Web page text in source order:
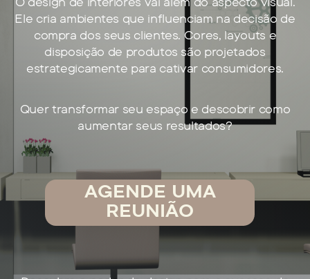
Ele cria ambientes que influenciam na decisão de
compra dos seus clientes. Cores, layouts e
disposição de produtos são projetados
estrategicamente para cativar consumidores.
Quer transformar seu espaço e descobrir como
aumentar seus resultados?
AGENDE UMA
REUNIÃO